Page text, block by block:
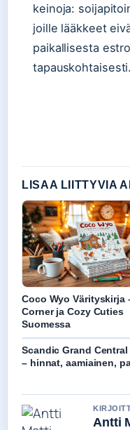
keinoja:
joille lääkkeet
paikallisesta
tapauskohtaisesti.
LISAA LIITTYVIA
Coco Wyo Värityskirja
Corner ja Cozy Cuties
Suomessa
Scandic Grand
– hinnat, aamiainen,
Antti